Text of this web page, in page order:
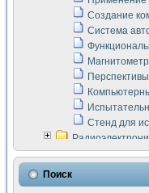
Создание
Система
Стенд для
LabVIEW в
Аппаратно-
Поиск